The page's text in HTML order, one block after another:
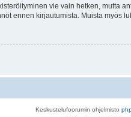
vie vain hetken, mutta
ennen kirjautumista. Muista myös
Keskustelufoorumin ohjelmisto